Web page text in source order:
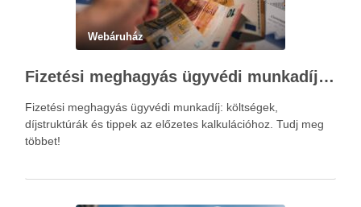
Webáruház
Fizetési meghagyás ügyvédi munkadíja: teljes költségvetési útmutató
Fizetési meghagyás ügyvédi munkadíj: költségek,
díjstruktúrák és tippek az előzetes kalkulációhoz. Tudj meg
többet!